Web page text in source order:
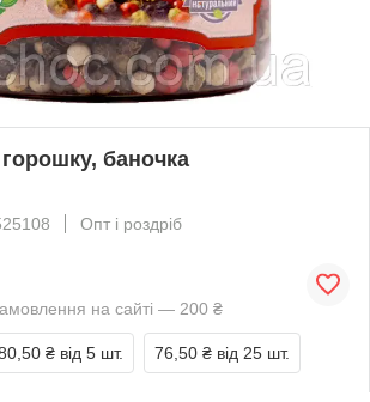
баночка
Опт і роздріб
на сайті — 200 ₴
₴ від 5 шт. 76,50 ₴ від 25 шт.